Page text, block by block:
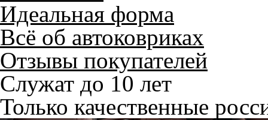
Идеальная форма
Всё об автоковриках
Отзывы покупателей
Служат до 10 лет
Только качественные